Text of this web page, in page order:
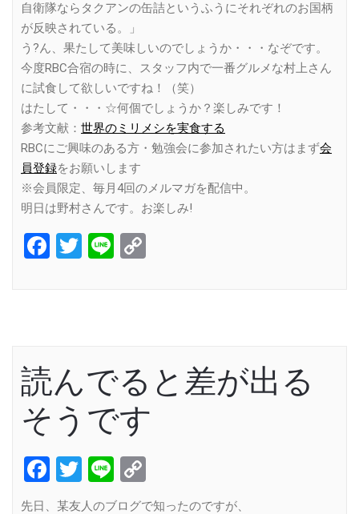
自衛隊ならタクアンの缶詰というふうにそれぞれのお国柄
が反映されている。」
う?ん、果たして美味しいのでしょうか・・・なぞです。
今度RBC合宿の時に、スタッフ内で一番グルメな村上さん
に試食して欲しいですね！（笑）
はたして・・・☆何個でしょうか？楽しみです！
参考文献： 世界のミリメシを実食する
RBCにご興味のある方・勉強会に参加されたい方はまず会
員登録をお願いします
※会員限定、毎月4回のメルマガを配信中。
明日は野村さんです。お楽しみ!
Facebook
Twitter
Line
読んでると差が出る
そうです
Facebook
Twitter
Line
Link
先日、某友人のブログで知ったのですが、